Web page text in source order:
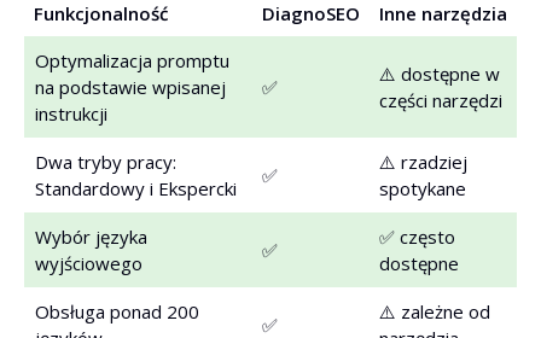
Funkcjonalność DiagnoSEO
Inne narzędzia
Optymalizacja promptu
na podstawie wpisanej
instrukcji
✅
⚠️ dostępne w
części narzędzi
Dwa tryby pracy:
Standardowy i Ekspercki
✅
⚠️ rzadziej
spotykane
Wybór języka
wyjściowego
✅
✅ często
dostępne
Obsługa ponad 200
✅
⚠️ zależne od